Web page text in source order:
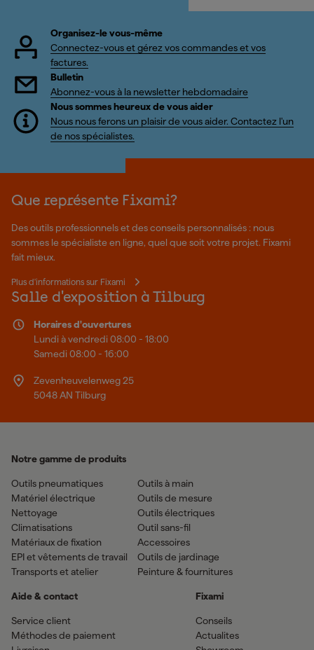
Organisez-le vous-même
Connectez-vous et gérez vos commandes et vos
factures.
Bulletin
Abonnez-vous à la newsletter hebdomadaire
Nous sommes heureux de vous aider
Nous nous ferons un plaisir de vous aider. Contactez l'un
de nos spécialistes.
Que représente Fixami?
Des outils professionnels et des conseils personnalisés : nous
sommes le spécialiste en ligne, quel que soit votre projet. Fixami
fait mieux.
Plus d'informations sur Fixami
Salle d'exposition à Tilburg
Horaires d'ouvertures
Lundi à vendredi 08:00 - 18:00
Samedi 08:00 - 16:00
Zevenheuvelenweg 25
5048 AN Tilburg
Notre gamme de produits
Outils pneumatiques
Matériel électrique
Nettoyage
Climatisations
Matériaux de fixation
EPI et vêtements de travail
Transports et atelier
Outils à main
Outils de mesure
Outils électriques
Outil sans-fil
Accessoires
Outils de jardinage
Peinture & fournitures
Aide & contact
Service client
Méthodes de paiement
Fixami
Conseils
Actualites